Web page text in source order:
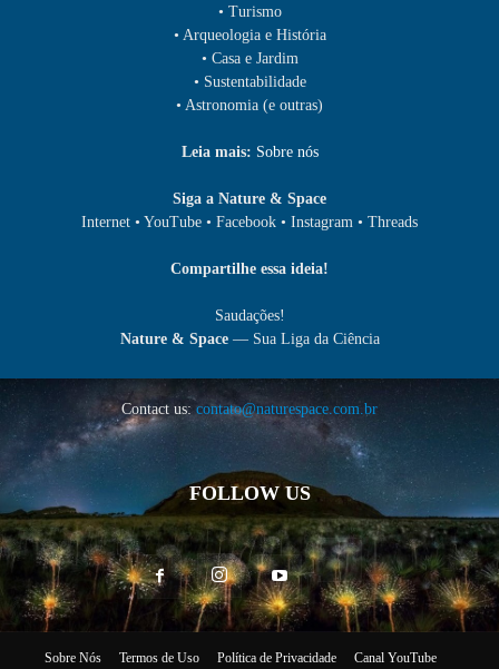
• Turismo
• Arqueologia e História
• Casa e Jardim
• Sustentabilidade
• Astronomia (e outras)
Leia mais: Sobre nós
Siga a Nature & Space
Internet • YouTube • Facebook • Instagram • Threads
Compartilhe essa ideia!
Saudações!
Nature & Space— Sua Liga da Ciência
Contact us: contato@naturespace.com.br
FOLLOW US
Sobre Nós Termos de Uso Política de Privacidade Canal YouTube